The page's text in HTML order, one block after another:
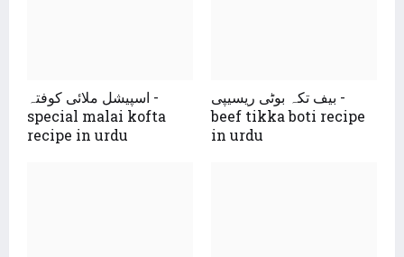
اسپیشل ملائی کوفتہ -
special malai kofta
recipe in urdu
بیف تکہ بوٹی ریسیپی -
beef tikka boti recipe
in urdu